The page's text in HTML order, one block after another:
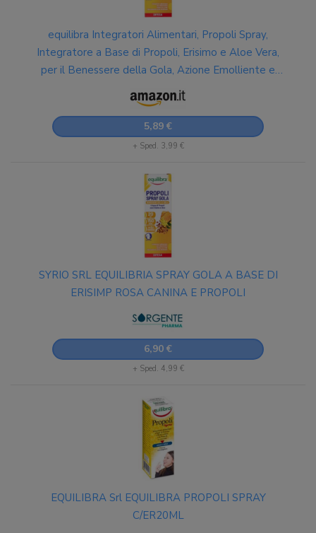
equilibra Integratori Alimentari, Propoli Spray,
Integratore a Base di Propoli, Erisimo e Aloe Vera,
per il Benessere della Gola, Azione Emolliente e
Lenitiva, Flacone Spray 20 ml
5,89 €
+ Sped. 3,99 €
SYRIO SRL EQUILIBRIA SPRAY GOLA A BASE DI
ERISIMP ROSA CANINA E PROPOLI
6,90 €
+ Sped. 4,99 €
EQUILIBRA Srl EQUILIBRA PROPOLI SPRAY
C/ER20ML